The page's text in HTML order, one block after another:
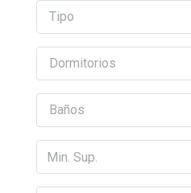
Tipo
Dormitorios
Baños